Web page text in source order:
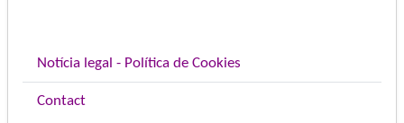
Notícia legal - Política de Cookies
Contact